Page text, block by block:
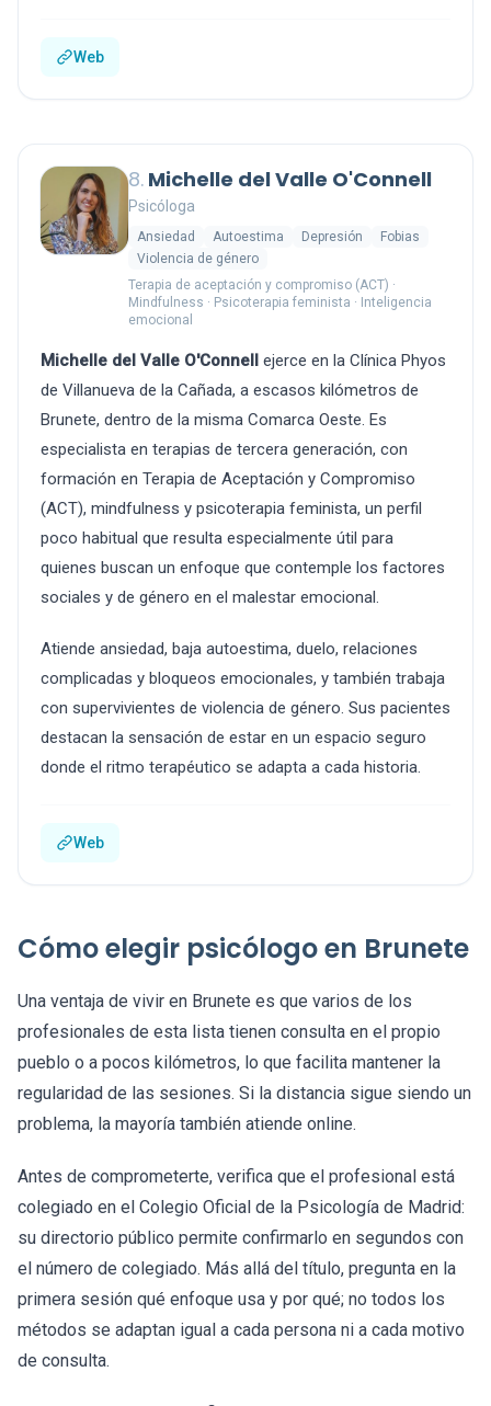
Web
8. Michelle del Valle O'Connell
Psicóloga
Ansiedad Autoestima Depresión
Fobias
Violencia de género
Terapia de aceptación y compromiso (ACT) ·
Mindfulness · Psicoterapia feminista · Inteligencia
emocional
Michelle del Valle O'Connell ejerce en la Clínica Phyos
de Villanueva de la Cañada, a escasos kilómetros de
Brunete, dentro de la misma Comarca Oeste. Es
especialista en terapias de tercera generación, con
formación en Terapia de Aceptación y Compromiso
(ACT), mindfulness y psicoterapia feminista, un perfil
poco habitual que resulta especialmente útil para
quienes buscan un enfoque que contemple los factores
sociales y de género en el malestar emocional.
Atiende ansiedad, baja autoestima, duelo, relaciones
complicadas y bloqueos emocionales, y también trabaja
con supervivientes de violencia de género. Sus pacientes
destacan la sensación de estar en un espacio seguro
donde el ritmo terapéutico se adapta a cada historia.
Web
Cómo elegir psicólogo en Brunete
Una ventaja de vivir en Brunete es que varios de los
profesionales de esta lista tienen consulta en el propio
pueblo o a pocos kilómetros, lo que facilita mantener la
regularidad de las sesiones. Si la distancia sigue siendo un
problema, la mayoría también atiende online.
Antes de comprometerte, verifica que el profesional está
colegiado en el Colegio Oficial de la Psicología de Madrid:
su directorio público permite confirmarlo en segundos con
el número de colegiado. Más allá del título, pregunta en la
primera sesión qué enfoque usa y por qué; no todos los
métodos se adaptan igual a cada persona ni a cada motivo
de consulta.